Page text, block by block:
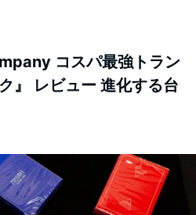
コスパ最強トラン
』 レビュー 進化する台